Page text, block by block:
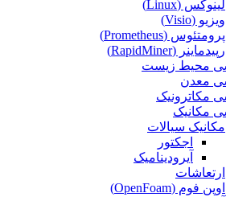
لینوکس (Linux)
ویزیو (Visio)
پرومتئوس (Prometheus)
رپیدماینر (RapidMiner)
محیط زیست
معدن
مکاترونیک
مکانیک
مکانیک سیالات
اجکتور
آیرودینامیک
ارتعاشات
اوپن فوم (OpenFoam)